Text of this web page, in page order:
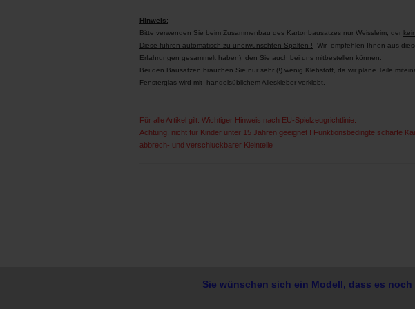
Hinweis:
Bitte verwenden Sie beim Zusammenbau des Kartonbausatzes nur Weissleim, der
Diese führen automatisch zu unerwünschten Spalten ! Wir empfehlen Ihnen aus
Erfahrungen gesammelt haben), den Sie auch bei uns mitbestellen können.
Bei den Bausätzen brauchen Sie nur sehr (!) wenig Klebstoff, da wir plane Teile
Fensterglas wird mit handelsüblichem Alleskleber verklebt.
Für alle Artikel gilt: Wichtiger Hinweis nach EU-Spielzeugrichtlinie:
Achtung, nicht für Kinder unter 15 Jahren geeignet ! Funktionsbedingte scharfe
abbrech- und verschluckbarer Kleinteile
Sie wünschen sich ein Modell, dass es